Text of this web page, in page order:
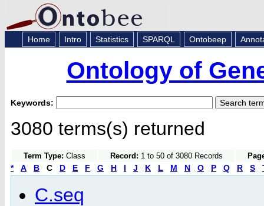
Home Intro Statistics SPARQL Ontobeep
Ontology of
Keywords:
3080 terms(s) returned
Term Type: Class Record: 1 to 50 of 3080 Records
* A B C D E F G H I J K L M N O P Q R S
C.seq